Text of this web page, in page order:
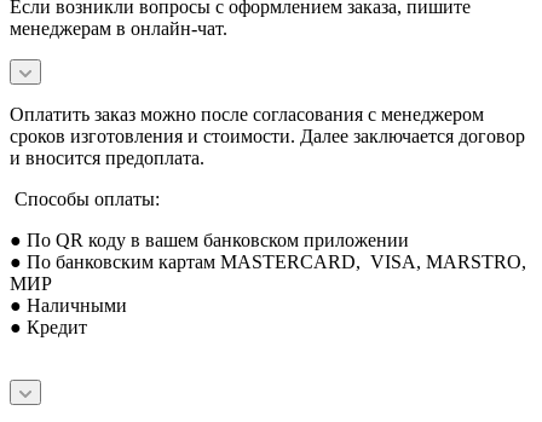
Если возникли вопросы с оформлением заказа, пишите
менеджерам в онлайн-чат.
Оплатить заказ можно после согласования с менеджером
сроков изготовления и стоимости. Далее заключается договор
и вносится предоплата.
Способы оплаты:
● По QR коду в вашем банковском приложении
● По банковским картам MASTERCARD, VISA, MARSTRO,
МИР
● Наличными
● Кредит